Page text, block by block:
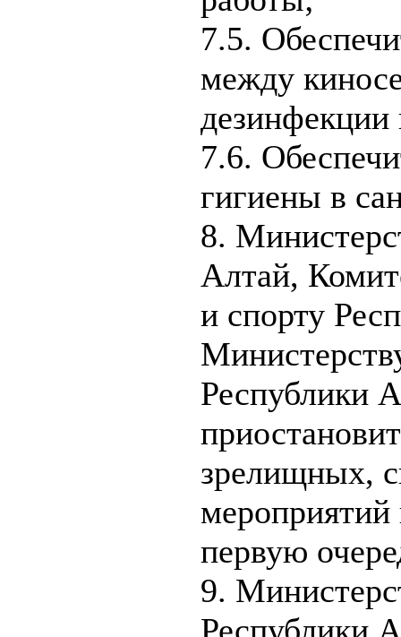
7.5.
между
7.6.
гигиены в
8.
Алтай,
и спорту
Республики
зрелищных,
первую
9.